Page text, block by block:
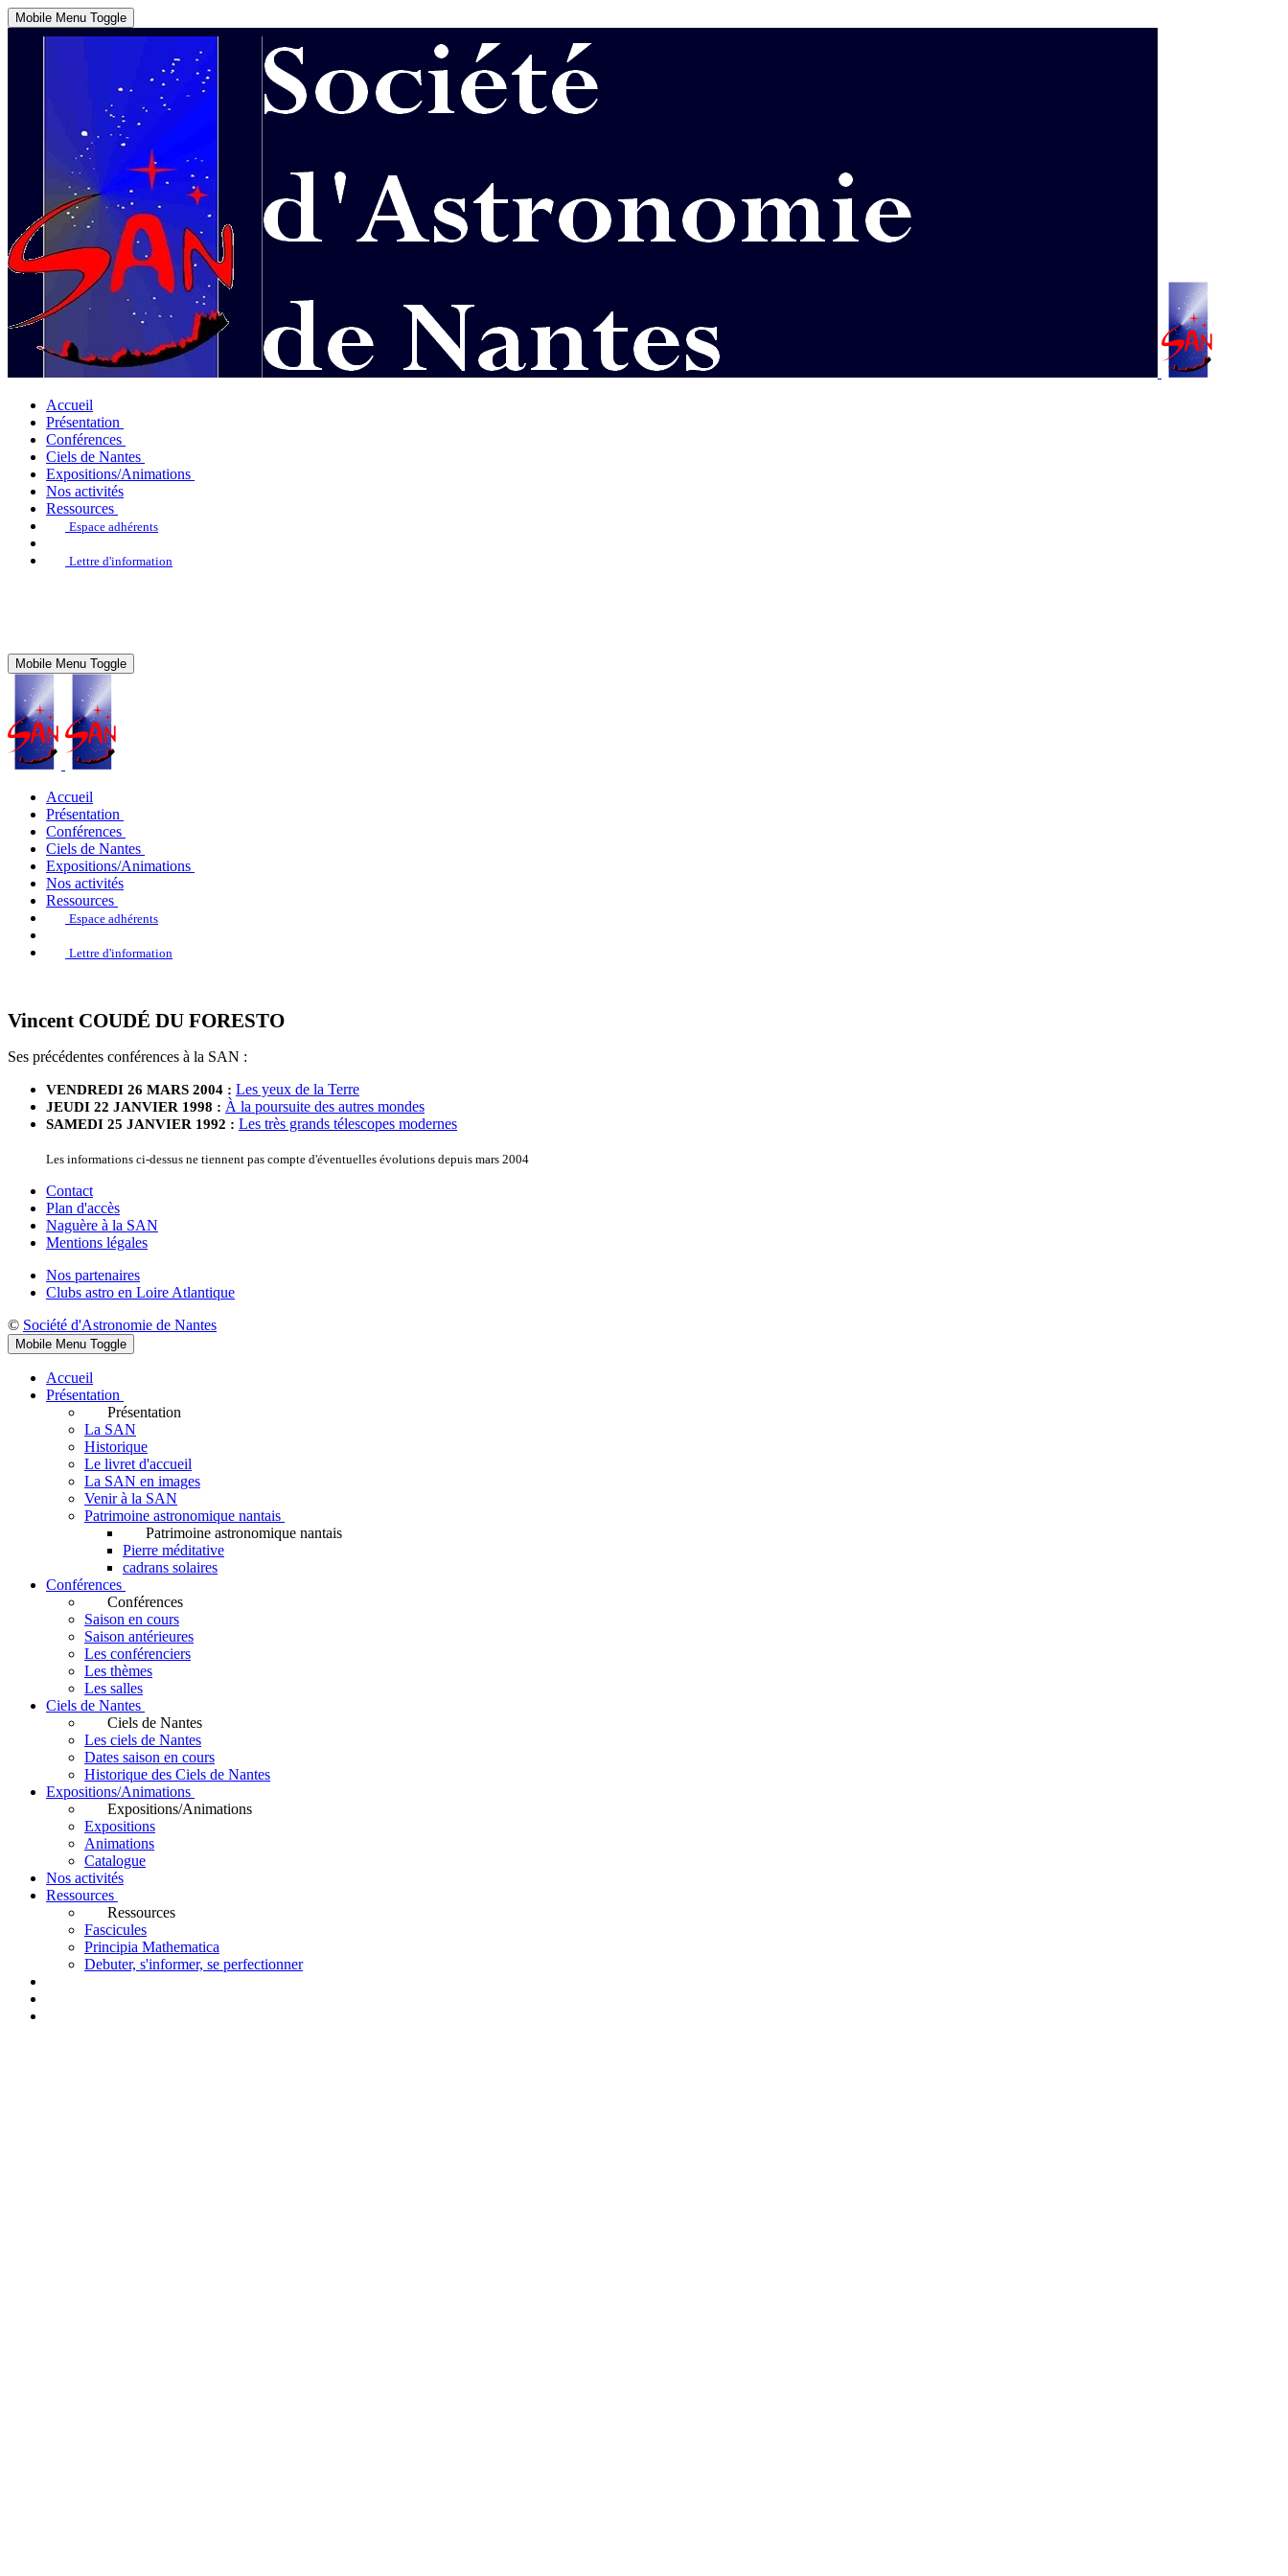
Mobile Menu Toggle
Accueil
Présentation
Conférences
Ciels de Nantes
Expositions/Animations
Nos activités
Ressources
Espace adhérents
Lettre d'information
Mobile Menu Toggle
Accueil
Présentation
Conférences
Ciels de Nantes
Expositions/Animations
Nos activités
Ressources
Espace adhérents
Lettre d'information
Vincent COUDÉ DU FORESTO
Ses précédentes conférences à la SAN :
VENDREDI 26 MARS 2004 : Les yeux de la Terre
JEUDI 22 JANVIER 1998 : À la poursuite des autres mondes
SAMEDI 25 JANVIER 1992 : Les très grands télescopes modernes
Les informations ci-dessus ne tiennent pas compte d'éventuelles évolutions depuis mars 2004
Contact
Plan d'accès
Naguère à la SAN
Mentions légales
Nos partenaires
Clubs astro en Loire Atlantique
© Société d'Astronomie de Nantes
Mobile Menu Toggle
Accueil
Présentation
Présentation
La SAN
Historique
Le livret d'accueil
La SAN en images
Venir à la SAN
Patrimoine astronomique nantais
Patrimoine astronomique nantais
Pierre méditative
cadrans solaires
Conférences
Conférences
Saison en cours
Saison antérieures
Les conférenciers
Les thèmes
Les salles
Ciels de Nantes
Ciels de Nantes
Les ciels de Nantes
Dates saison en cours
Historique des Ciels de Nantes
Expositions/Animations
Expositions/Animations
Expositions
Animations
Catalogue
Nos activités
Ressources
Ressources
Fascicules
Principia Mathematica
Debuter, s'informer, se perfectionner